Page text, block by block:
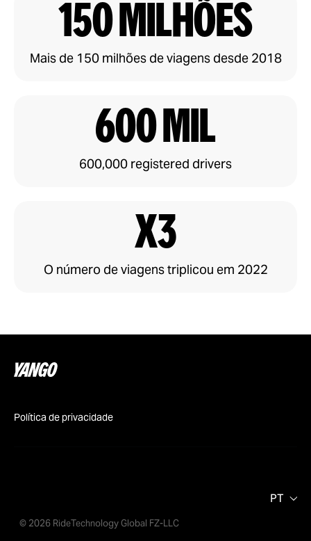
600 mil
Mais de 150 milhões de viagens desde 2018
150 milhões
600,000 registered drivers
x3
O número de viagens triplicou em 2022
Política de privacidade
PT
© 2026 RideTechnology Global FZ-LLC